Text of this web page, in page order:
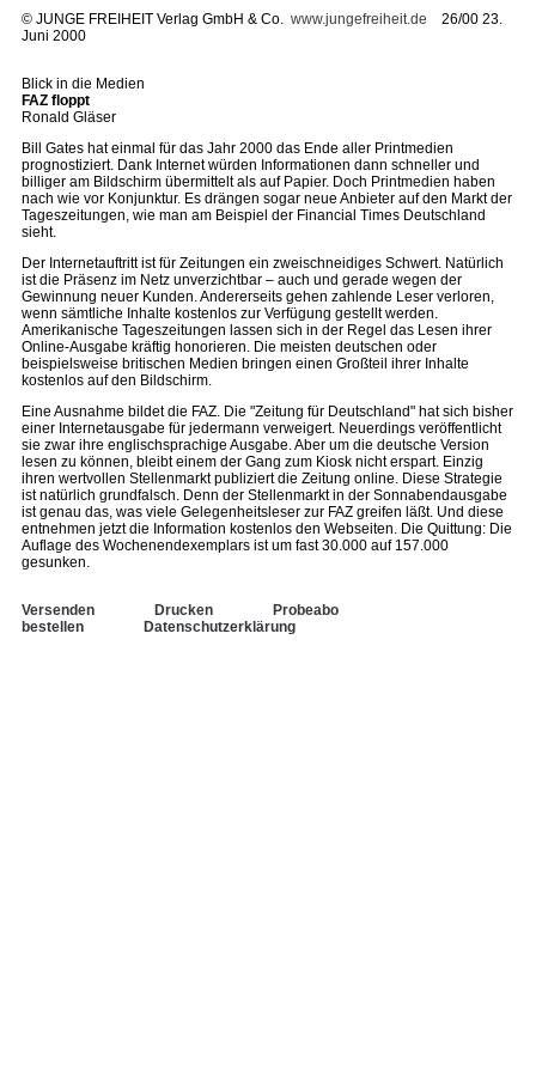
© JUNGE FREIHEIT Verlag GmbH & Co. www.jungefreiheit.de 26/00 23.
Juni 2000
Blick in die Medien
FAZ floppt
Ronald Gläser
Bill Gates hat einmal für das Jahr 2000 das Ende aller Printmedien
prognostiziert. Dank Internet würden Informationen dann schneller und
billiger am Bildschirm übermittelt als auf Papier. Doch Printmedien haben
nach wie vor Konjunktur. Es drängen sogar neue Anbieter auf den Markt der
Tageszeitungen, wie man am Beispiel der Financial Times Deutschland
sieht.
Der Internetauftritt ist für Zeitungen ein zweischneidiges Schwert. Natürlich
ist die Präsenz im Netz unverzichtbar – auch und gerade wegen der
Gewinnung neuer Kunden. Andererseits gehen zahlende Leser verloren,
wenn sämtliche Inhalte kostenlos zur Verfügung gestellt werden.
Amerikanische Tageszeitungen lassen sich in der Regel das Lesen ihrer
Online-Ausgabe kräftig honorieren. Die meisten deutschen oder
beispielsweise britischen Medien bringen einen Großteil ihrer Inhalte
kostenlos auf den Bildschirm.
Eine Ausnahme bildet die FAZ. Die "Zeitung für Deutschland" hat sich bisher
einer Internetausgabe für jedermann verweigert. Neuerdings veröffentlicht
sie zwar ihre englischsprachige Ausgabe. Aber um die deutsche Version
lesen zu können, bleibt einem der Gang zum Kiosk nicht erspart. Einzig
ihren wertvollen Stellenmarkt publiziert die Zeitung online. Diese Strategie
ist natürlich grundfalsch. Denn der Stellenmarkt in der Sonnabendausgabe
ist genau das, was viele Gelegenheitsleser zur FAZ greifen läßt. Und diese
entnehmen jetzt die Information kostenlos den Webseiten. Die Quittung: Die
Auflage des Wochenendexemplars ist um fast 30.000 auf 157.000
gesunken.
Versenden Drucken
Probeabo
bestellen
Datenschutzerklärung